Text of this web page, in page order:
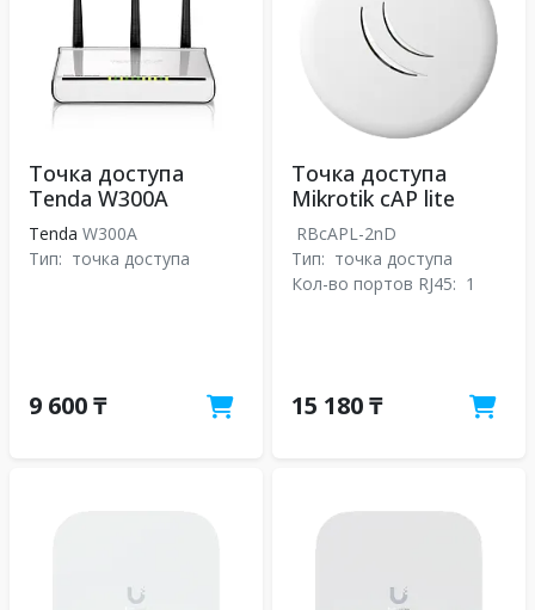
Точка доступа
Tenda W300A
Tenda W300A
Тип: точка доступа
9 600 ₸
Точка доступа
Mikrotik cAP lite
RBcAPL-2nD
Тип: точка доступа
Кол-во портов RJ45: 1
15 180 ₸